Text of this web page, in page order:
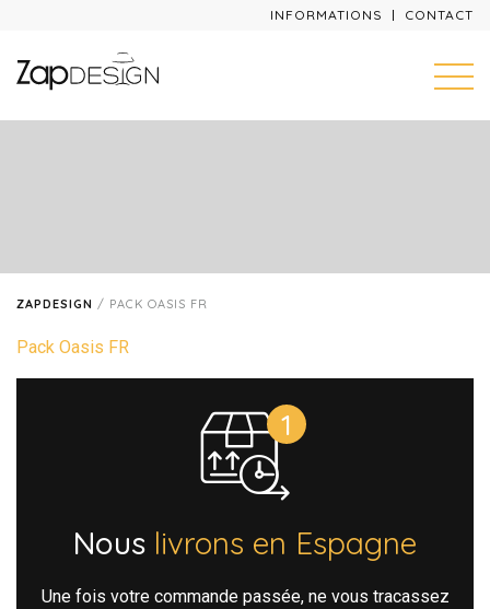
INFORMATIONS CONTACT
ZAPDESIGN / PACK OASIS FR
Pack Oasis FR
Nous livrons en Espagne
Une fois votre commande passée, ne vous tracassez